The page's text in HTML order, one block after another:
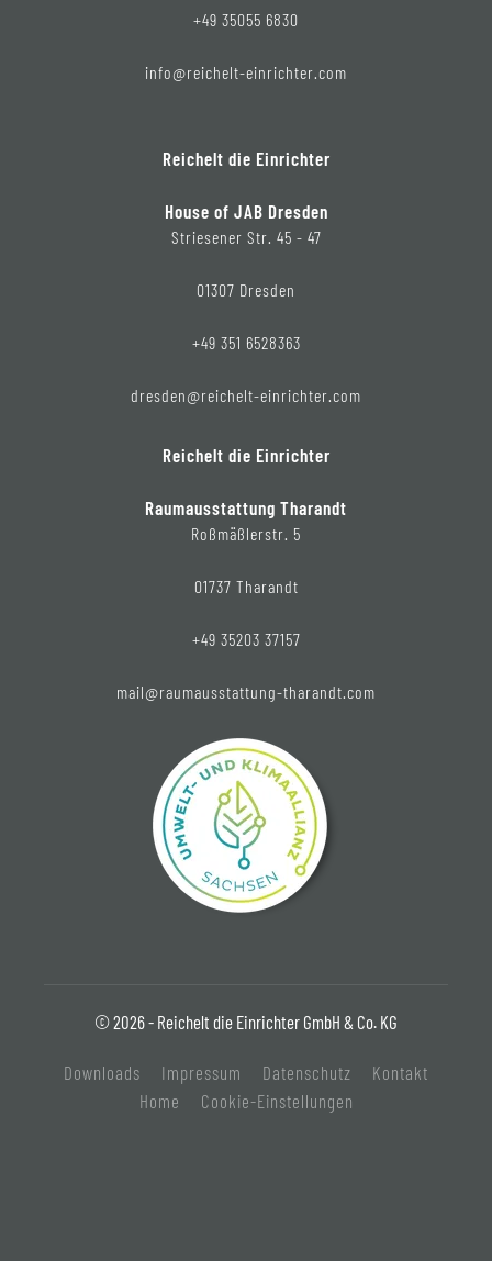
+49 35055 6830
info@reichelt-einrichter.com
Reichelt die Einrichter
House of JAB Dresden
Striesener Str. 45 - 47
01307 Dresden
+49 351 6528363
dresden@reichelt-einrichter.com
Reichelt die Einrichter
Raumausstattung Tharandt
Roßmäßlerstr. 5
01737 Tharandt
+49 35203 37157
mail@raumausstattung-tharandt.com
© 2026 - Reichelt die Einrichter GmbH & Co. KG
Downloads Impressum Datenschutz
Kontakt
Home
Cookie-Einstellungen